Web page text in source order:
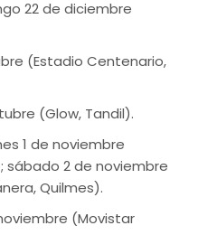
22 de diciembre
(Estadio Centenario,
(Glow, Tandil).
1 de noviembre
sábado 2 de noviembre
Quilmes).
(Movistar